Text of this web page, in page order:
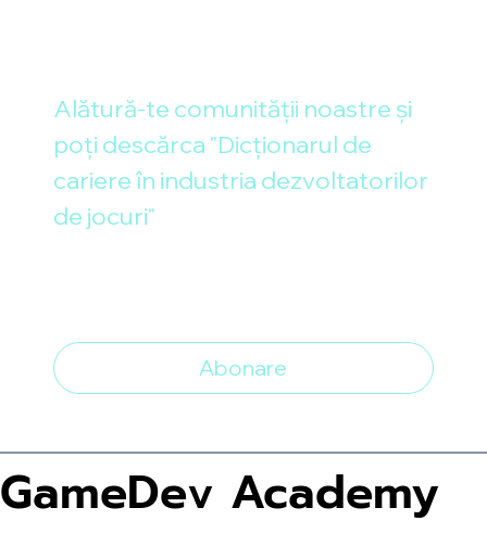
GameDev Academy
Alătură-te comunității noastre și
poți descărca "Dicționarul de
cariere în industria dezvoltatorilor
de jocuri"
Abonare